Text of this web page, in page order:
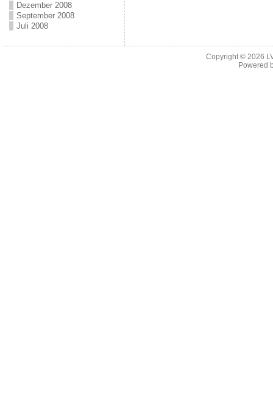
Dezember 2008
September 2008
Juli 2008
Copyright © 2026
Powered